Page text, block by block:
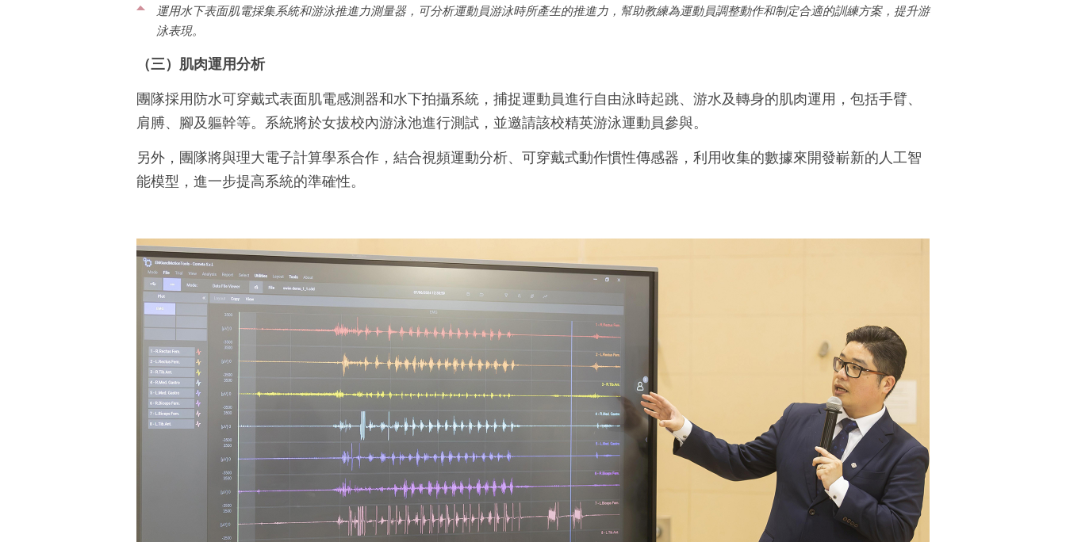
運用水下表面肌電採集系統和游泳推進力測量器，可分析運動員游泳時所產生的推進力，幫助教練為運動員調整動作和制定合適的訓練方案，提升游
泳表現。
（三）肌肉運用分析
團隊採用防水可穿戴式表面肌電感測器和水下拍攝系統，捕捉運動員進行自由泳時起跳、游水及轉身的肌肉運用，包括手臂、
肩膊、腳及軀幹等。系統將於女拔校內游泳池進行測試，並邀請該校精英游泳運動員參與。
另外，團隊將與理大電子計算學系合作，結合視頻運動分析、可穿戴式動作慣性傳感器，利用收集的數據來開發嶄新的人工智
能模型，進一步提高系統的準確性。